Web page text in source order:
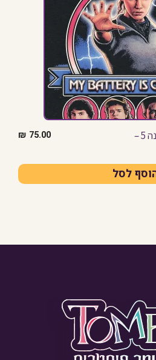
פוסטר: דברים מוזרים – עונה 5 –
75.00
₪
לסל